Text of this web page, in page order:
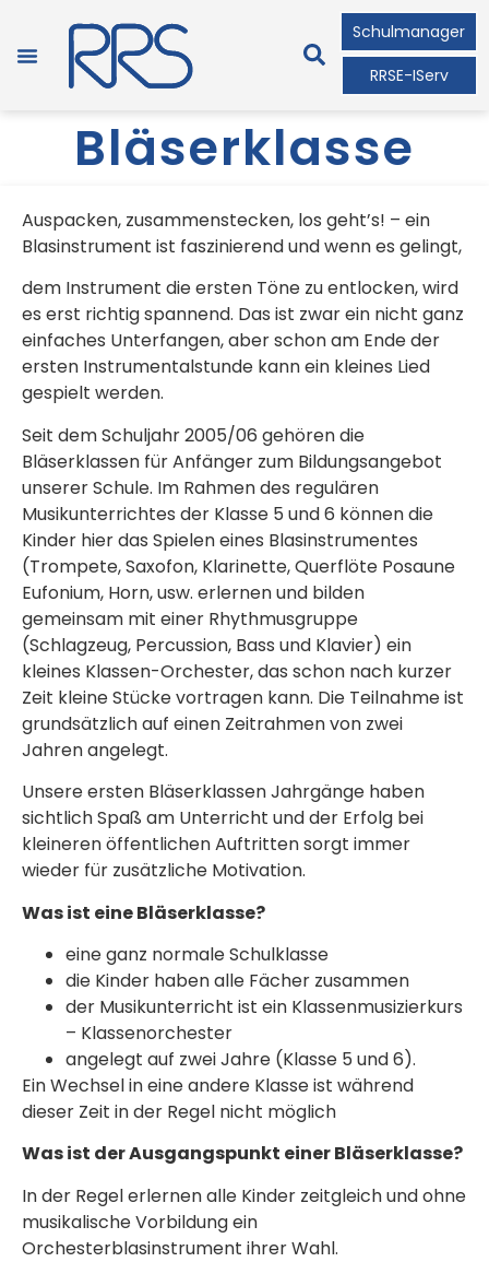
Schulmanager
RRSE-IServ
Bläserklasse
Auspacken, zusammenstecken, los geht’s! – ein
Blasinstrument ist faszinierend und wenn es gelingt,
dem Instrument die ersten Töne zu entlocken, wird
es erst richtig spannend. Das ist zwar ein nicht ganz
einfaches Unterfangen, aber schon am Ende der
ersten Instrumentalstunde kann ein kleines Lied
gespielt werden.
Seit dem Schuljahr 2005/06 gehören die
Bläserklassen für Anfänger zum Bildungsangebot
unserer Schule. Im Rahmen des regulären
Musikunterrichtes der Klasse 5 und 6 können die
Kinder hier das Spielen eines Blasinstrumentes
(Trompete, Saxofon, Klarinette, Querflöte Posaune
Eufonium, Horn, usw. erlernen und bilden
gemeinsam mit einer Rhythmusgruppe
(Schlagzeug, Percussion, Bass und Klavier) ein
kleines Klassen-Orchester, das schon nach kurzer
Zeit kleine Stücke vortragen kann. Die Teilnahme ist
grundsätzlich auf einen Zeitrahmen von zwei
Jahren angelegt.
Unsere ersten Bläserklassen Jahrgänge haben
sichtlich Spaß am Unterricht und der Erfolg bei
kleineren öffentlichen Auftritten sorgt immer
wieder für zusätzliche Motivation.
Was ist eine Bläserklasse?
eine ganz normale Schulklasse
die Kinder haben alle Fächer zusammen
der Musikunterricht ist ein Klassenmusizierkurs
– Klassenorchester
angelegt auf zwei Jahre (Klasse 5 und 6).
Ein Wechsel in eine andere Klasse ist während
dieser Zeit in der Regel nicht möglich
Was ist der Ausgangspunkt einer Bläserklasse?
In der Regel erlernen alle Kinder zeitgleich und ohne
musikalische Vorbildung ein
Orchesterblasinstrument ihrer Wahl.